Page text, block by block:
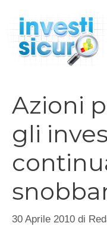
contenuto
Azioni
gli
30 Aprile 2010 di